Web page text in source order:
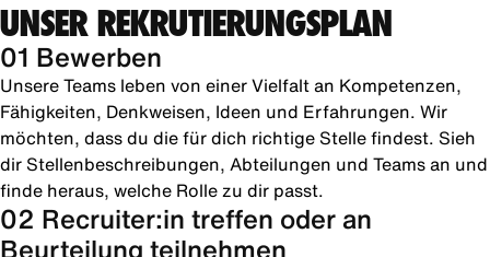
UNSER REKRUTIERUNGSPLAN
01 Bewerben
Unsere Teams leben von einer Vielfalt an Kompetenzen,
Fähigkeiten, Denkweisen, Ideen und Erfahrungen. Wir
möchten, dass du die für dich richtige Stelle findest. Sieh
dir Stellenbeschreibungen, Abteilungen und Teams an und
finde heraus, welche Rolle zu dir passt.
02 Recruiter:in treffen oder an